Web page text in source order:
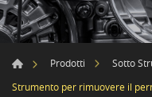
Prodotti
Sotto
Strumento per rimuovere il